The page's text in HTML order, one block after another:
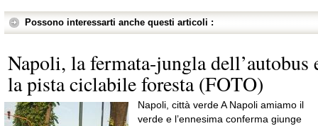
Possono interessarti anche questi articoli :
Napoli, la fermata-jungla dell’autobus
la pista ciclabile foresta (FOTO)
Napoli, città verde A Napoli amiamo il
verde e l’ennesima conferma giunge